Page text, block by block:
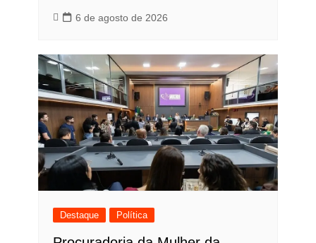
6 de agosto de 2026
Destaque Política